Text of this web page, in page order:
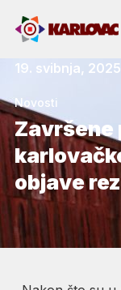
19. svibnja,
Novosti
Završene
objave